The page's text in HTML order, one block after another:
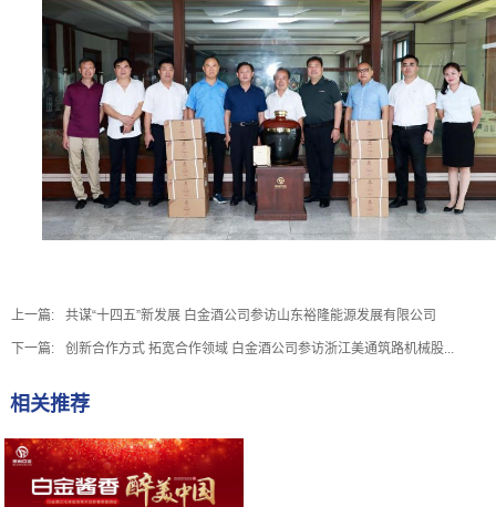
上一篇: 共谋“十四五”新发展 白金酒公司参访山东裕隆能源发展有限公司
下一篇: 创新合作方式 拓宽合作领域 白金酒公司参访浙江美通筑路机械股...
相关推荐